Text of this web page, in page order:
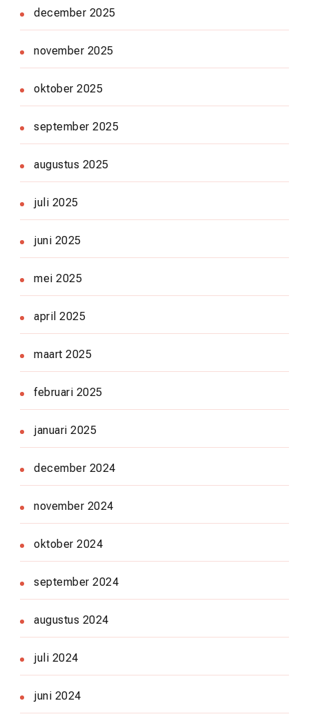
december 2025
november 2025
oktober 2025
september 2025
augustus 2025
juli 2025
juni 2025
mei 2025
april 2025
maart 2025
februari 2025
januari 2025
december 2024
november 2024
oktober 2024
september 2024
augustus 2024
juli 2024
juni 2024